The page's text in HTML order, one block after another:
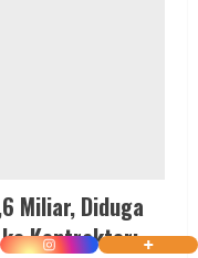
Miliar, Diduga
ke Kontraktor: